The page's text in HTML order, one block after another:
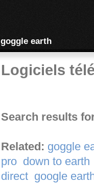
goggle earth
Logiciels
Search results
Related: goggle
pro down to earth
direct google